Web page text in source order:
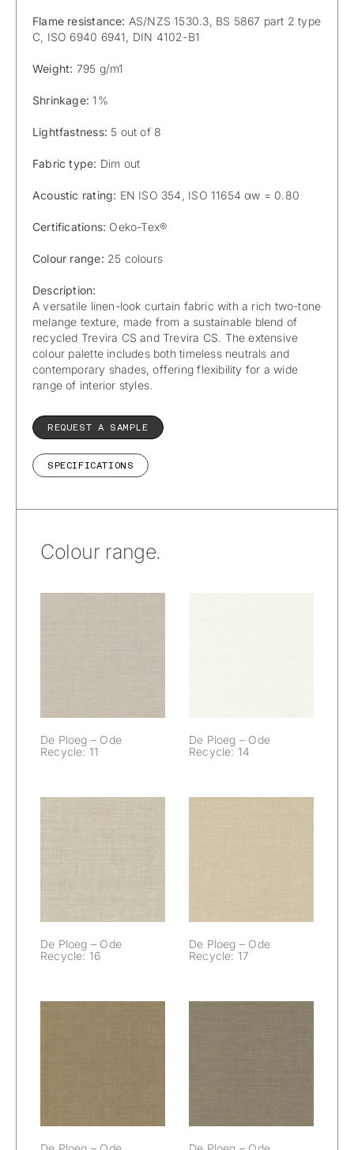
Flame resistance: AS/NZS 1530.3, BS 5867 part 2 type
C, ISO 6940 6941, DIN 4102-B1
Weight: 795 g/m1
Shrinkage: 1%
Lightfastness: 5 out of 8
Fabric type: Dim out
Acoustic rating: EN ISO 354, ISO 11654 αw = 0.80
Certifications: Oeko-Tex®
Colour range: 25 colours
Description:
A versatile linen-look curtain fabric with a rich two-tone
melange texture, made from a sustainable blend of
recycled Trevira CS and Trevira CS. The extensive
colour palette includes both timeless neutrals and
contemporary shades, offering flexibility for a wide
range of interior styles.
REQUEST A SAMPLE
SPECIFICATIONS
Colour range.
De Ploeg – Ode
Recycle: 11
De Ploeg – Ode
Recycle: 14
De Ploeg – Ode
Recycle: 16
De Ploeg – Ode
Recycle: 17